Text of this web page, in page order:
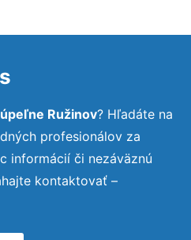
Ružinov? Hľadáte na
profesionálov za
informácií či nezáväznú
kontaktovať –